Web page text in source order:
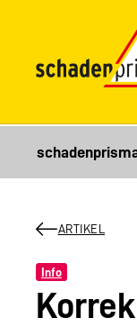
ARTIKEL
Info